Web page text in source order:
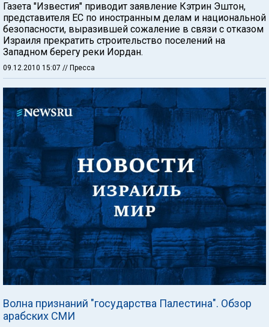
Газета "Известия" приводит заявление Кэтрин Эштон,
представителя ЕС по иностранным делам и национальной
безопасности, выразившей сожаление в связи с отказом
Израиля прекратить строительство поселений на
Западном берегу реки Иордан.
09.12.2010 15:07 // Пресса
Волна признаний "государства Палестина". Обзор
арабских СМИ